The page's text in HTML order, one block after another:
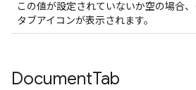
この値が設定されていないか空の場合
タブアイコンが表示されます。
DocumentTab